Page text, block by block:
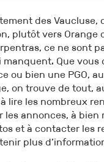
des Vaucluse,
plutôt vers Orange
ce ne sont
manquent. Que vous
ou bien une PGO,
on trouve de tout,
à lire les nombreux
les annonces, à bien
et à contacter les
plus